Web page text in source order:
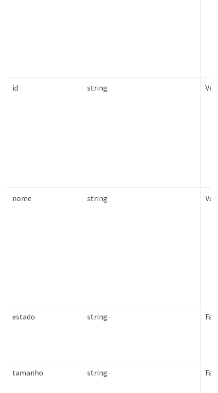
id string
nome string
estado string
tamanho string